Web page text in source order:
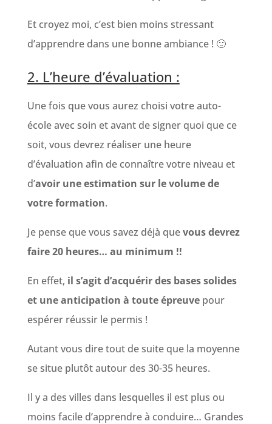
Et croyez moi, c’est bien moins stressant
d’apprendre dans une bonne ambiance ! 🙂
2. L’heure d’évaluation :
Une fois que vous aurez choisi votre auto-
école avec soin et avant de signer quoi que ce
soit, vous devrez réaliser une heure
d’évaluation afin de connaître votre niveau et
d’avoir une estimation sur le volume de
votre formation.
Je pense que vous savez déjà quevous devrez
faire 20 heures… au minimum !!
En effet, il s’agit d’acquérir des bases solides
et une anticipation à toute épreuvepour
espérer réussir le permis !
Autant vous dire tout de suite que la moyenne
se situe plutôt autour des 30-35 heures.
Il y a des villes dans lesquelles il est plus ou
moins facile d’apprendre à conduire… Grandes